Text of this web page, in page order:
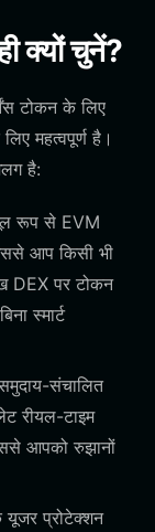
क्यों चुनें?
टोकन के लिए
महत्वपूर्ण है।
है:
रूप से EVM
आप किसी भी
DEX पर टोकन
स्मार्ट
संचालित
रीयल-टाइम
आपको रुझानों
प्रोटेक्शन